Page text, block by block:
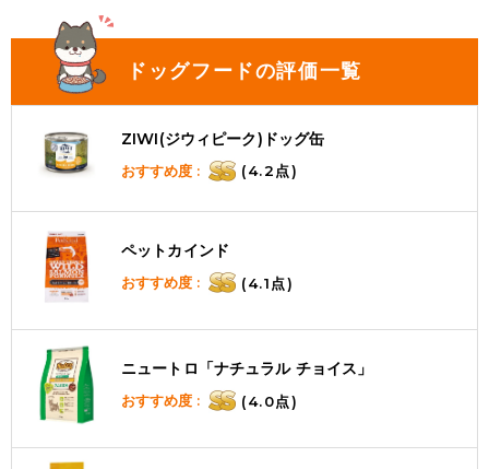
ドッグフードの評価一覧
ZIWI(ジウィピーク)ドッグ缶
おすすめ度 : (4.2点)
ペットカインド
おすすめ度 : (4.1点)
ニュートロ「ナチュラル チョイス」
おすすめ度 : (4.0点)